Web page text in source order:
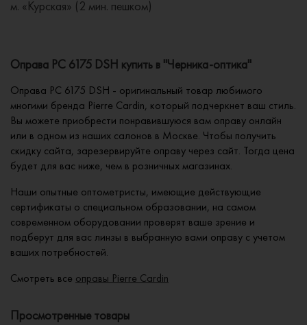
м. «Курская» (2 мин. пешком)
Оправа PC 6175 DSH купить в "Черника-оптика"
Оправа PC 6175 DSH - оригинальный товар любимого
многими бренда Pierre Cardin, который подчеркнет ваш стиль.
Вы можете приобрести понравившуюся вам оправу онлайн
или в одном из наших салонов в Москве. Чтобы получить
скидку сайта, зарезервируйте оправу через сайт. Тогда цена
будет для вас ниже, чем в розничных магазинах.
Наши опытные оптометристы, имеющие действующие
сертификаты о специальном образовании, на самом
современном оборудовании проверят ваше зрение и
подберут для вас линзы в выбранную вами оправу с учетом
ваших потребностей.
Смотреть все оправы Pierre Cardin
Просмотренные товары